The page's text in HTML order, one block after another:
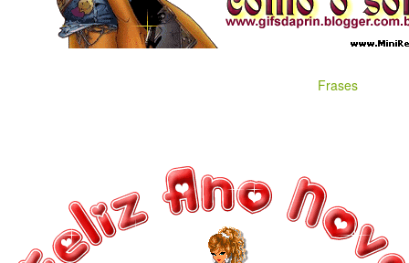
Frases